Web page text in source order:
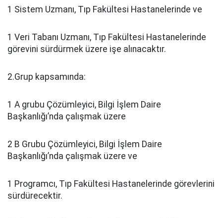
1 Sistem Uzmanı, Tıp Fakültesi Hastanelerinde ve
1 Veri Tabanı Uzmanı, Tıp Fakültesi Hastanelerinde
görevini sürdürmek üzere işe alınacaktır.
2.Grup kapsamında:
1 A grubu Çözümleyici, Bilgi İşlem Daire
Başkanlığı’nda çalışmak üzere
2 B Grubu Çözümleyici, Bilgi İşlem Daire
Başkanlığı’nda çalışmak üzere ve
1 Programcı, Tıp Fakültesi Hastanelerinde görevlerini
sürdürecektir.